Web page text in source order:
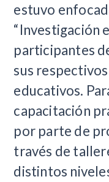
estuvo
“Investigación
participantes
sus
educativos.
capacitación
por parte de
través de
distintos